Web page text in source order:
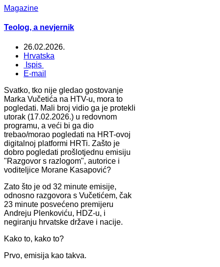
Magazine
Teolog, a nevjernik
26.02.2026.
Hrvatska
Ispis
E-mail
Svatko, tko nije gledao gostovanje
Marka Vučetića na HTV-u, mora to
pogledati. Mali broj vidio ga je protekli
utorak (17.02.2026.) u redovnom
programu, a veći bi ga dio
trebao/morao pogledati na HRT-ovoj
digitalnoj platformi HRTi. Zašto je
dobro pogledati prošlotjednu emisiju
"Razgovor s razlogom", autorice i
voditeljice Morane Kasapović?
Zato što je od 32 minute emisije,
odnosno razgovora s Vučetićem, čak
23 minute posvećeno premijeru
Andreju Plenkoviću, HDZ-u, i
negiranju hrvatske države i nacije.
Kako to, kako to?
Prvo, emisija kao takva.